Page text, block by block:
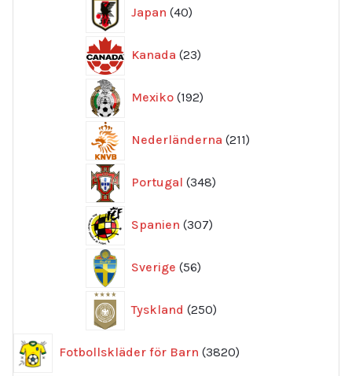
Japan 40
produkter
Kanada 23
produkter
Mexiko 192
produkter
Nederländerna 211
produkter
Portugal 348
produkter
Spanien 307
produkter
Sverige 56
produkter
Tyskland 250
produkter
Fotbollskläder för Barn 3820
produkter